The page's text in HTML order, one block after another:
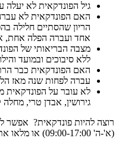
גיל הפונדקאית לא יעלה על 38 שנה ולא יהיה פחות מ-22
האם הפונדקאית לא
הריון שהסתיים חלילה
אחד ועברה הפלה אחת,
מצבה הבריאותי של
ללא סיבוכים ובמועד
האם הפונדקאית כבר
עברה לפחות שנה מאז
לא עובר על הפונדקאית
גירושין, אבדן טרי,
(א'-ה' 09:00-17:00) או מלאו את הטופס ונחזור אליכם בהקדם: